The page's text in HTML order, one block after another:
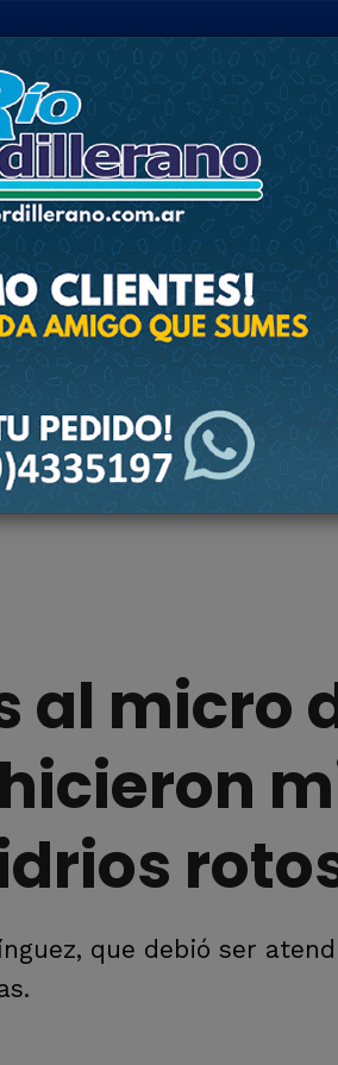
POLICIALES DEPORTES SOCIEDAD
al micro
que debió ser